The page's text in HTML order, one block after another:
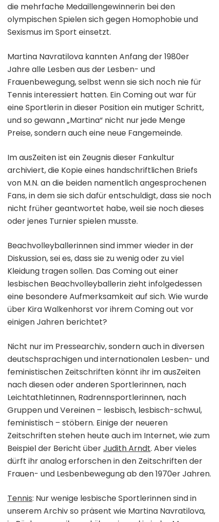
die mehrfache Medaillengewinnerin bei den
olympischen Spielen sich gegen Homophobie und
Sexismus im Sport einsetzt.
Martina Navratilova kannten Anfang der 1980er
Jahre alle Lesben aus der Lesben- und
Frauenbewegung, selbst wenn sie sich noch nie für
Tennis interessiert hatten. Ein Coming out war für
eine Sportlerin in dieser Position ein mutiger Schritt,
und so gewann „Martina“ nicht nur jede Menge
Preise, sondern auch eine neue Fangemeinde.
Im ausZeiten ist ein Zeugnis dieser Fankultur
archiviert, die Kopie eines handschriftlichen Briefs
von M.N. an die beiden namentlich angesprochenen
Fans, in dem sie sich dafür entschuldigt, dass sie noch
nicht früher geantwortet habe, weil sie noch dieses
oder jenes Turnier spielen musste.
Beachvolleyballerinnen sind immer wieder in der
Diskussion, sei es, dass sie zu wenig oder zu viel
Kleidung tragen sollen. Das Coming out einer
lesbischen Beachvolleyballerin zieht infolgedessen
eine besondere Aufmerksamkeit auf sich. Wie wurde
über Kira Walkenhorst vor ihrem Coming out vor
einigen Jahren berichtet?
Nicht nur im Pressearchiv, sondern auch in diversen
deutschsprachigen und internationalen Lesben- und
feministischen Zeitschriften könnt ihr im ausZeiten
nach diesen oder anderen Sportlerinnen, nach
Leichtathletinnen, Radrennsportlerinnen, nach
Gruppen und Vereinen – lesbisch, lesbisch-schwul,
feministisch – stöbern. Einige der neueren
Zeitschriften stehen heute auch im Internet, wie zum
Beispiel der Bericht überJudith Arndt. Aber vieles
dürft ihr analog erforschen in den Zeitschriften der
Frauen- und Lesbenbewegung ab den 1970er Jahren.
Tennis: Nur wenige lesbische Sportlerinnen sind in
unserem Archiv so präsent wie Martina Navratilova,